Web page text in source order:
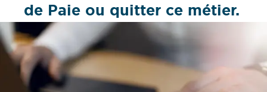
de Paie ou quitter ce métier.